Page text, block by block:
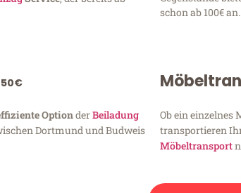
schon ab 100€ an.
50€
OptionderBeiladung
Dortmund und Budweis
Ob ein einzelnes
transportieren
Möbeltransport